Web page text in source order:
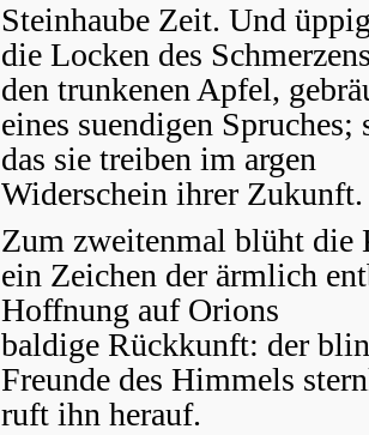
Steinhaube Zeit. Und
die Locken des
den trunkenen Apfel,
eines suendigen
das sie treiben im argen
Widerschein ihrer Zukunft.
Zum zweitenmal blüht die
ein Zeichen der ärmlich
Hoffnung auf Orions
baldige Rückkunft: der
Freunde des Himmels
ruft ihn herauf.